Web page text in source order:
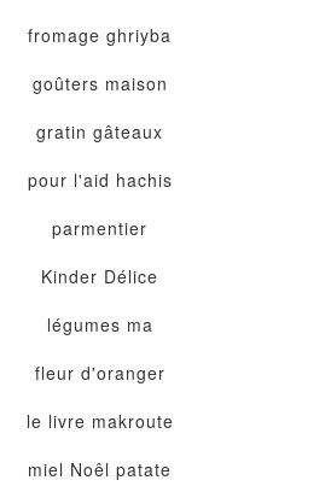
fromage ghriyba
goûters maison
gratin gâteaux
pour l'aid hachis
parmentier
Kinder Délice
légumes ma
fleur d'oranger
le livre makroute
miel Noêl patate